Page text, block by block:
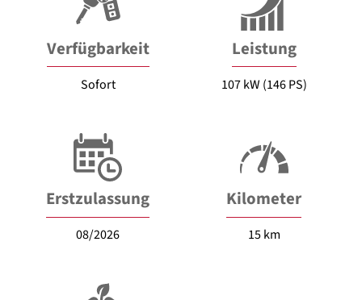
Verfügbarkeit
Sofort
Leistung
107 kW (146 PS)
Erstzulassung
08/2026
Kilometer
15 km